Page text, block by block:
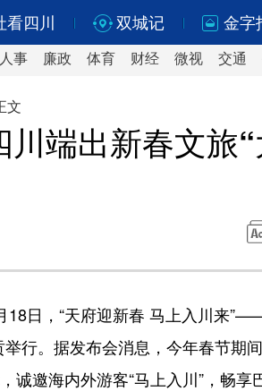
看四川 双城记 金字
人事 廉政 体育 财经 微视 交通
文
川端出新春文旅
18日，“天府迎新春 马上入川来
举行。据发布会消息，今年春节期
诚邀海内外游客“马上入川”，畅享